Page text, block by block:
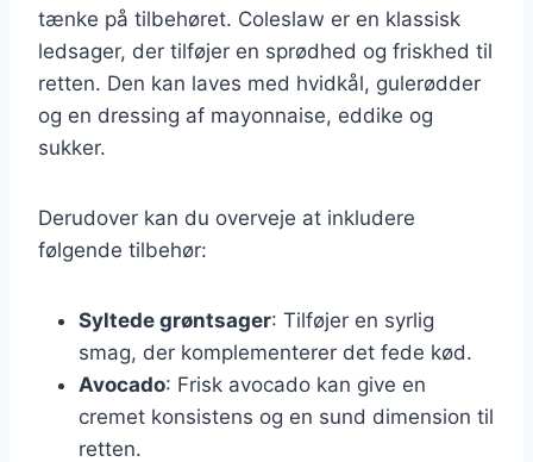
tænke på tilbehøret. Coleslaw er en klassisk
ledsager, der tilføjer en sprødhed og friskhed til
retten. Den kan laves med hvidkål, gulerødder
og en dressing af mayonnaise, eddike og
sukker.
Derudover kan du overveje at inkludere
følgende tilbehør:
Syltede grøntsager: Tilføjer en syrlig
smag, der komplementerer det fede kød.
Avocado: Frisk avocado kan give en
cremet konsistens og en sund dimension til
retten.